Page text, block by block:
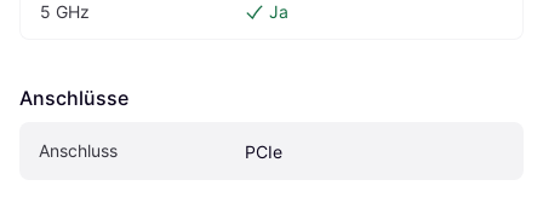
5 GHz Ja
Anschlüsse
Anschluss PCIe